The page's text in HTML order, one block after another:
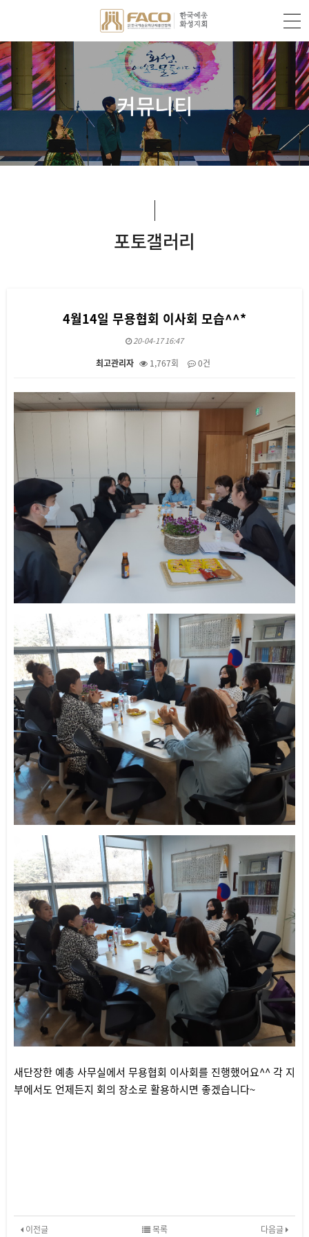
커뮤니티
포토갤러리
4월14일 무용협회 이사회 모습^^*
20-04-17 16:47
최고관리자 1,767회 0건
본문
새단장한 예총 사무실에서 무용협회 이사회를 진행했어요^^ 각 지
부에서도 언제든지 회의 장소로 활용하시면 좋겠습니다~
이전글 다음글
목록